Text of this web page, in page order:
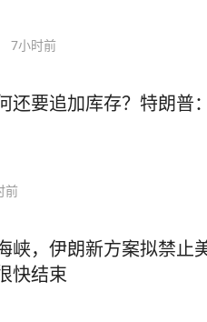
7小时前
还要追加库存？特朗普
前
峡，伊朗新方案拟禁止
快结束